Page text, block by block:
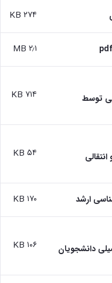
۲۷۴ KB
۲٫۱ MB
توسط
۷۱۴ KB
۵۴ KB
ارشد ۱۷۰ KB
دانشجویان
۱۰۶ KB